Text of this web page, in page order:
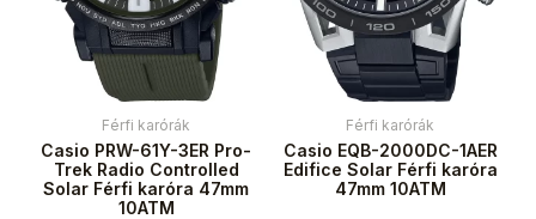
Férfi karórák
Casio PRW-61Y-3ER Pro-
Trek Radio Controlled
Solar Férfi karóra 47mm
10ATM
Férfi karórák
Casio EQB-2000DC-1AER
Edifice Solar Férfi karóra
47mm 10ATM